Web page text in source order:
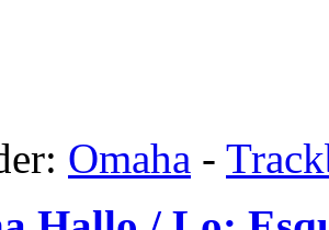
Omaha -